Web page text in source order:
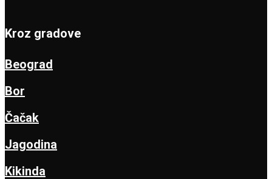
Kroz gradove
Beograd
Bor
Čačak
Jagodina
Kikinda